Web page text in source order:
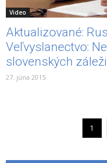
Video
Aktualizované:
Veľvyslanectvo:
slovenských
27. júna 2015
1